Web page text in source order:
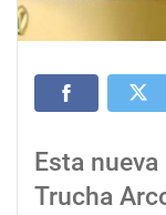
Esta
Trucha